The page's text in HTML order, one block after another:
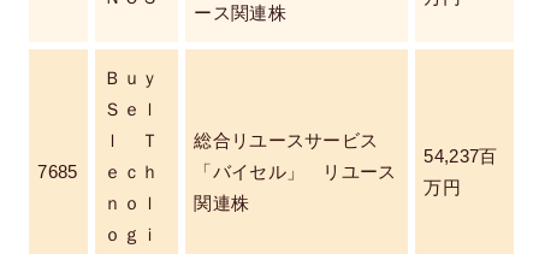
ース関連株
7685
Ｂｕｙ
Ｓｅｌ
ｌ Ｔ
ｅｃｈ
ｎｏｌ
ｏｇｉ
総合リユースサービス
「バイセル」 リユース
関連株
54,237百
万円